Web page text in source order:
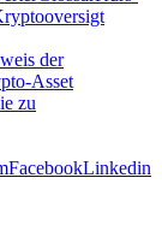
der
Asset
zu
FacebookLinkedin